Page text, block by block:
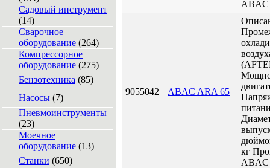
Садовый инструмент
(14)
Сварочное
оборудование (264)
Компрессорное
оборудование (275)
Бензотехника (85)
Насосы (7)
Пневмоинструменты
(23)
Моечное
оборудование (13)
Станки (650)
ABAC
9055042 ABAC ARA 65
кг
ABAC